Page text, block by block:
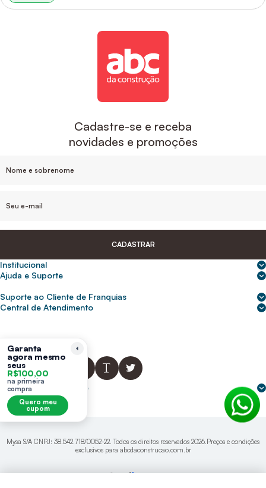
Cadastre-se e receba
novidades e promoções
CADASTRAR
Institucional
Sobre nós
Para empresas
Ajuda e Suporte
Frete e entrega
Política de Privacidade
Privacidade e segurança
Suporte ao Cliente de Franquias
2ª Via de Boletos - Crédito ABC
Central de Atendimento
abcnasuacasa.atendimento@abcdaconstrucao.com.br
Voz: Segunda a Sexta das 08:00 às 18:00
Whatsapp: Segunda a Sexta das 08:00 às 18:00
Domingos e Feriados - sem expediente.
Formas de pagamento
Mysa S/A CNPJ: 38.542.718/0052-22. Todos os direitos reservados 2026.Preços e condições
exclusivos para abcdaconstrucao.com.br
Garanta
agora mesmo
seus
R$100,00
na primeira
compra
Quero meu
cupom